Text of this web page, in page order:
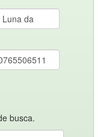
busca.